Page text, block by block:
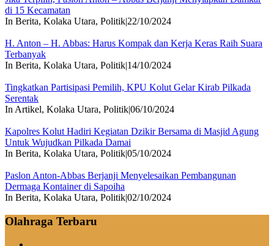
di 15 Kecamatan
In Berita, Kolaka Utara, Politik|22/10/2024
H. Anton – H. Abbas: Harus Kompak dan Kerja Keras Raih Suara
Terbanyak
In Berita, Kolaka Utara, Politik|14/10/2024
Tingkatkan Partisipasi Pemilih, KPU Kolut Gelar Kirab Pilkada
Serentak
In Artikel, Kolaka Utara, Politik|06/10/2024
Kapolres Kolut Hadiri Kegiatan Dzikir Bersama di Masjid Agung
Untuk Wujudkan Pilkada Damai
In Berita, Kolaka Utara, Politik|05/10/2024
Paslon Anton-Abbas Berjanji Menyelesaikan Pembangunan
Dermaga Kontainer di Sapoiha
In Berita, Kolaka Utara, Politik|02/10/2024
Olahraga Terbaru